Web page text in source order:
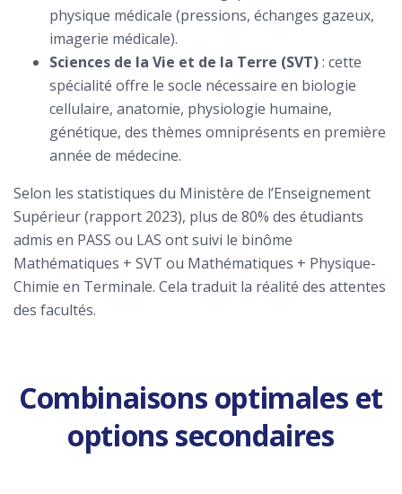
physique médicale (pressions, échanges gazeux,
imagerie médicale).
Sciences de la Vie et de la Terre (SVT): cette
spécialité offre le socle nécessaire en biologie
cellulaire, anatomie, physiologie humaine,
génétique, des thèmes omniprésents en première
année de médecine.
Selon les statistiques du Ministère de l’Enseignement
Supérieur (rapport 2023), plus de 80% des étudiants
admis en PASS ou LAS ont suivi le binôme
Mathématiques + SVT ou Mathématiques + Physique-
Chimie en Terminale. Cela traduit la réalité des attentes
des facultés.
Combinaisons optimales et
options secondaires